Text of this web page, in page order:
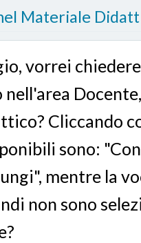
Materiale
vorrei
nell'area
Cliccando
sono:
mentre la
non sono